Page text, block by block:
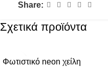
Share:
Σχετικά προϊόντα
Φωτιστικό neon χείλη